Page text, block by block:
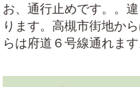
お、通行止めです。。
ります。高槻市街地か
らは府道６号線通れます